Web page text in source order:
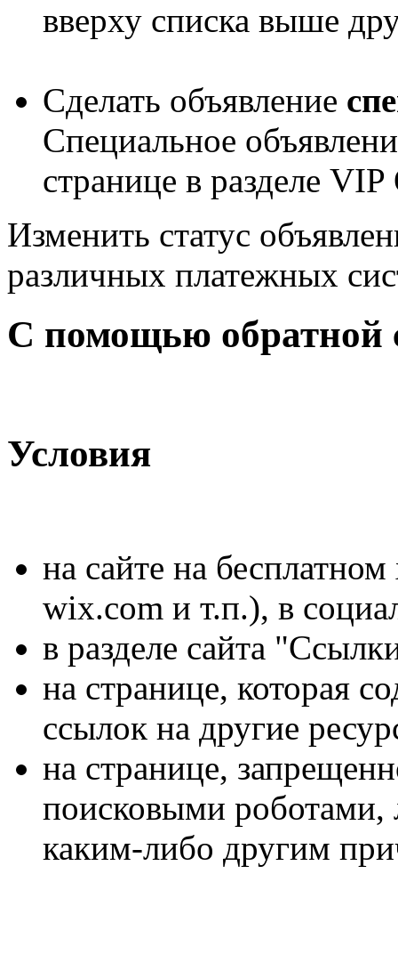
вверху списка выше
Сделать объявление
Специальное
странице в разделе VIP
Изменить статус
различных платежных
С помощью обратной
Условия
на сайте на
wix.com и т.п.), в
в разделе сайта
на странице, которая
ссылок на другие
на странице,
поисковыми роботами,
каким-либо другим